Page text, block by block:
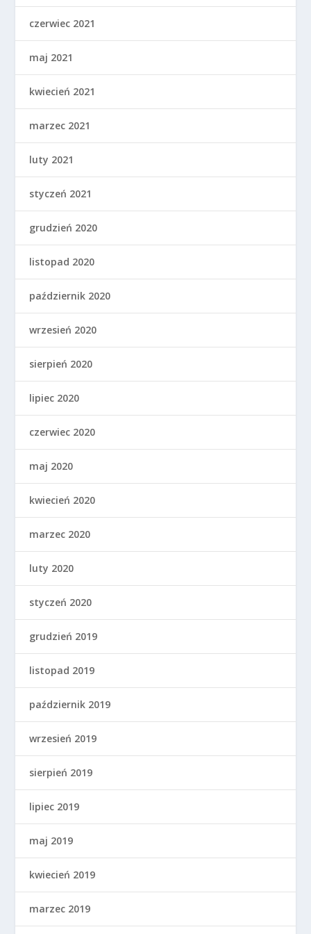
czerwiec 2021
maj 2021
kwiecień 2021
marzec 2021
luty 2021
styczeń 2021
grudzień 2020
listopad 2020
październik 2020
wrzesień 2020
sierpień 2020
lipiec 2020
czerwiec 2020
maj 2020
kwiecień 2020
marzec 2020
luty 2020
styczeń 2020
grudzień 2019
listopad 2019
październik 2019
wrzesień 2019
sierpień 2019
lipiec 2019
maj 2019
kwiecień 2019
marzec 2019